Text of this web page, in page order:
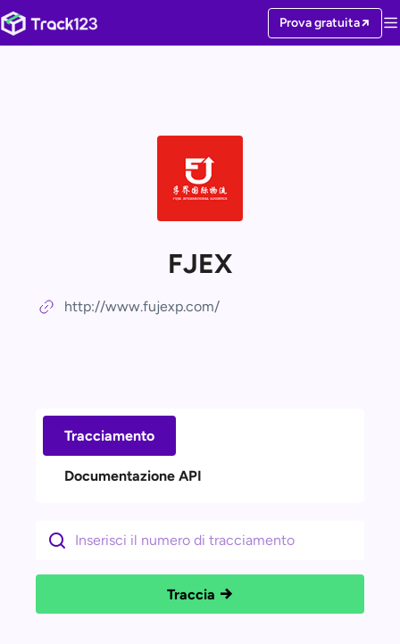
Prova gratuita
FJEX
http://www.fujexp.com/
Tracciamento
Documentazione API
Traccia